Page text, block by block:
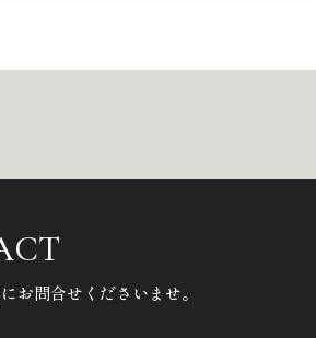
お問合せくださいませ。